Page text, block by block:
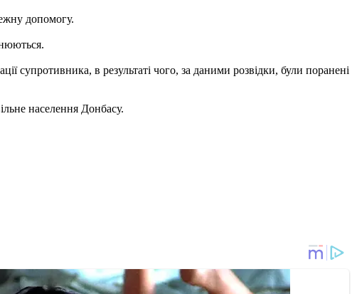
допомогу.
супротивника, в результаті чого, за даними розвідки, були поранені
населення Донбасу.